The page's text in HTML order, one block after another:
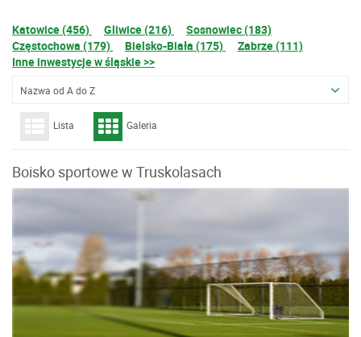
Katowice (456) Gliwice (216)
Sosnowiec (183)
Częstochowa (179)
Bielsko-Biała (175)
Zabrze (111)
Inne inwestycje w śląskie >>
Nazwa od A do Z
Lista Galeria
Boisko sportowe w Truskolasach